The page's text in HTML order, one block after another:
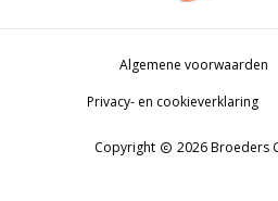
Algemene voorwaarden
Privacy- en cookieverklaring
Copyright copyright 2026 Broeders